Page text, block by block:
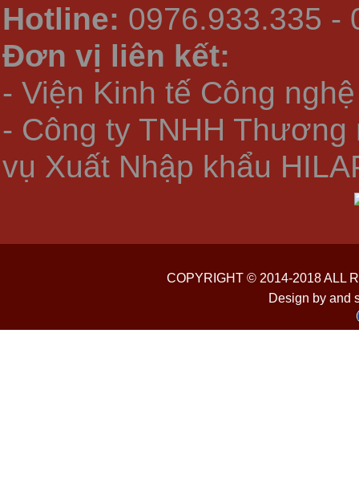
Hotline: 0976.933.335 -
Đơn vị liên kết:
- Viện Kinh tế Công
- Công ty TNHH Thương
vụ Xuất Nhập khẩu
COPYRIGHT © 2014-2018 ALL
Design by and